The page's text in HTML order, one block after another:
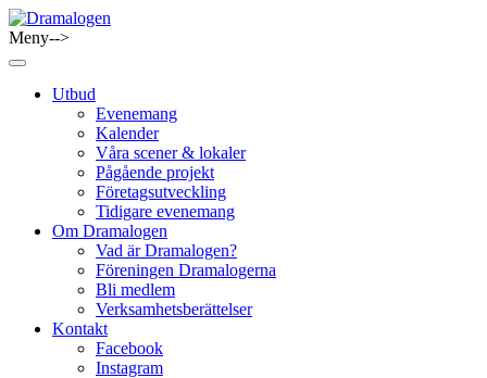
Skip
to
content
Meny-->
Utbud
Evenemang
Kalender
Våra scener & lokaler
Pågående projekt
Företagsutveckling
Tidigare evenemang
Om Dramalogen
Vad är Dramalogen?
Föreningen Dramalogerna
Bli medlem
Verksamhetsberättelser
Kontakt
Facebook
Instagram